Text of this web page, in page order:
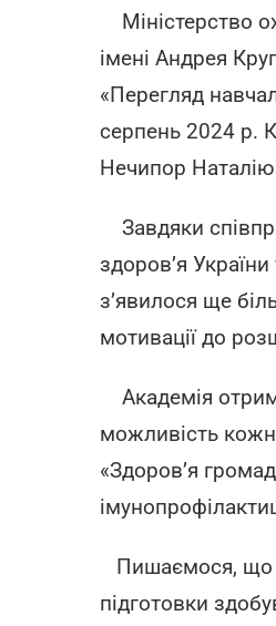
Міністерство
імені Андрея
«Перегляд
серпень 2024 р.
Нечипор
Завдяки
здоров’я
з’явилося ще
мотивації до
Академія
можливість
«Здоров’я
Пишаємося, що
підготовки